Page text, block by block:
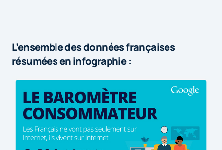
L’ensemble des données françaises
résumées en infographie :